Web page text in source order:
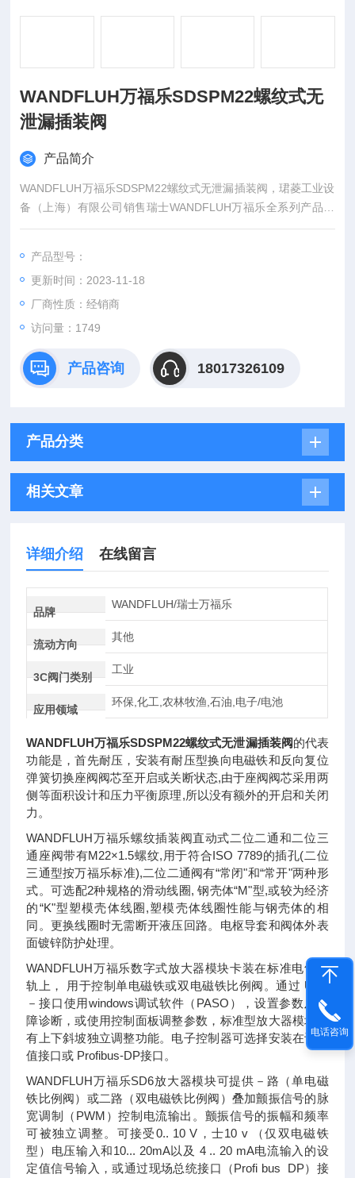
WANDFLUH万福乐SDSPM22螺纹式无
泄漏插装阀
产品简介
WANDFLUH万福乐SDSPM22螺纹式无泄漏插装阀，珺菱工业设
备（上海）有限公司销售瑞士WANDFLUH万福乐全系列产品，
部分WANDFLUH万福乐电磁阀型号现货库存，价格好，欢迎来
产品型号：
更新时间：2023-11-18
厂商性质：经销商
访问量：1749
产品咨询 18017326109
产品分类
相关文章
详细介绍 在线留言
品牌
WANDFLUH/瑞士万福乐
流动方向
其他
3C阀门类别
工业
应用领域
环保,化工,农林牧渔,石油,电子/电池
WANDFLUH万福乐SDSPM22螺纹式无泄漏插装阀的代表
功能是，首先耐压，安装有耐压型换向电磁铁和反向复位
弹簧切换座阀阀芯至开启或关断状态,由于座阀阀芯采用两
侧等面积设计和压力平衡原理,所以没有额外的开启和关闭
力。
WANDFLUH万福乐螺纹插装阀直动式二位二通和二位三
通座阀带有M22×1.5螺纹,用于符合ISO 7789的插孔(二位
三通型按万福乐标准),二位二通阀有“常闭"和“常开"两种形
式。可选配2种规格的滑动线圈, 钢壳体“M"型,或较为经济
的“K"型塑模壳体线圈,塑模壳体线圈性能与钢壳体的相
同。更换线圈时无需断开液压回路。电枢导套和阀体外表
面镀锌防护处理。
WANDFLUH万福乐数字式放大器模块卡装在标准电气导
轨上， 用于控制单电磁铁或双电磁铁比例阀。通过 USB
－接口使用windows调试软件（PASO），设置参数及故
障诊断，或使用控制面板调整参数，标准型放大器模块具
有上下斜坡独立调整功能。电子控制器可选择安装在设定
值接口或 Profibus-DP接口。
WANDFLUH万福乐SD6放大器模块可提供－路（单电磁
铁比例阀）或二路（双电磁铁比例阀）叠加颤振信号的脉
宽调制（PWM）控制电流输出。颤振信号的振幅和频率
可被独立调整。可接受0.. 10 V，士10 v （仅双电磁铁
型）电压输入和10... 20mA以及 4 .. 20 mA电流输入的设
定值信号输入，或通过现场总统接口（Profi bus DP）接
电话咨询